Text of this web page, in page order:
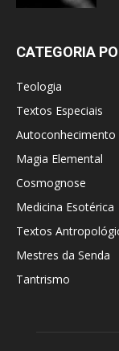
CATEGORIA
Teologia
Textos Especiais
Autoconhecimento
Magia Elemental
Cosmognose
Medicina Esotérica
Textos
Mestres da Senda
Tantrismo